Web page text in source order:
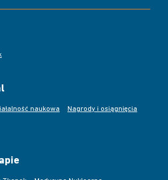
naukowa Nagrody i osiągnięcia